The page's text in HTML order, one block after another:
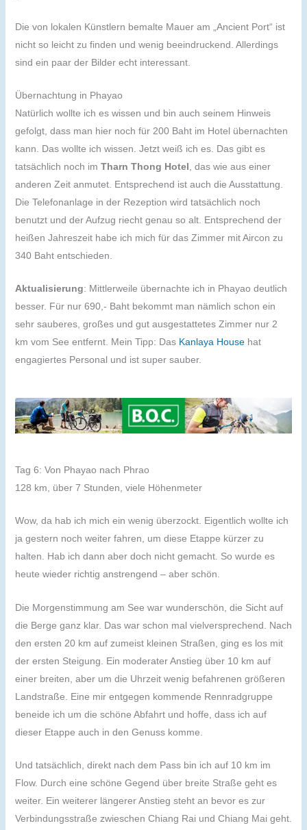
Die von lokalen Künstlern bemalte Mauer am „Ancient Port“ ist
nicht so leicht zu finden und wenig beeindruckend. Allerdings
sind ein paar der Bilder echt interessant.
Übernachtung in Phayao
Natürlich wollte ich es wissen und bin auch seinem Hinweis
gefolgt, dass man hier noch für 200 Baht im Hotel übernachten
kann. Das wollte ich wissen. Jetzt weiß ich es. Das gibt es
tatsächlich noch im Tharn Thong Hotel , das wie aus einer
anderen Zeit anmutet. Entsprechend ist auch die Ausstattung.
Die Telefonanlage in der Rezeption wird tatsächlich noch
benutzt und der Aufzug riecht genau so alt. Entsprechend der
heißen Jahreszeit habe ich mich für das Zimmer mit Aircon zu
340 Baht entschieden.
Aktualisierung: Mittlerweile übernachte ich in Phayao deutlich
besser. Für nur 690,- Baht bekommt man nämlich schon ein
sehr sauberes, großes und gut ausgestattetes Zimmer nur 2
km vom See entfernt. Mein Tipp: Das Kanlaya Househat
engagiertes Personal und ist super sauber.
Tag 6: Von Phayao nach Phrao
128 km, über 7 Stunden, viele Höhenmeter
Wow, da hab ich mich ein wenig überzockt. Eigentlich wollte ich
ja gestern noch weiter fahren, um diese Etappe kürzer zu
halten. Hab ich dann aber doch nicht gemacht. So wurde es
heute wieder richtig anstrengend – aber schön.
Die Morgenstimmung am See war wunderschön, die Sicht auf
die Berge ganz klar. Das war schon mal vielversprechend. Nach
den ersten 20 km auf zumeist kleinen Straßen, ging es los mit
der ersten Steigung. Ein moderater Anstieg über 10 km auf
einer breiten, aber um die Uhrzeit wenig befahrenen größeren
Landstraße. Eine mir entgegen kommende Rennradgruppe
beneide ich um die schöne Abfahrt und hoffe, dass ich auf
dieser Etappe auch in den Genuss komme.
Und tatsächlich, direkt nach dem Pass bin ich auf 10 km im
Flow. Durch eine schöne Gegend über breite Straße geht es
weiter. Ein weiterer längerer Anstieg steht an bevor es zur
Verbindungsstraße zwieschen Chiang Rai und Chiang Mai geht.